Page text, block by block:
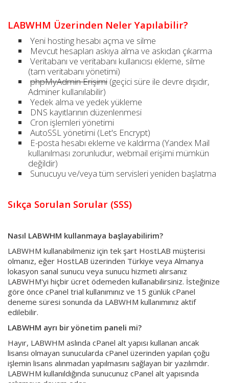
LABWHM Üzerinden Neler Yapılabilir?
Yeni hosting hesabı açma ve silme
Mevcut hesapları askıya alma ve askıdan çıkarma
Veritabanı ve veritabanı kullanıcısı ekleme, silme
(tam veritabanı yönetimi)
phpMyAdmin Erişimi (geçici süre ile devre dışıdır,
Adminer kullanılabilir)
Yedek alma ve yedek yükleme
DNS kayıtlarının düzenlenmesi
Cron işlemleri yönetimi
AutoSSL yönetimi (Let's Encrypt)
E-posta hesabı ekleme ve kaldırma (Yandex Mail
kullanılması zorunludur, webmail erişimi mümkün
değildir)
Sunucuyu ve/veya tüm servisleri yeniden başlatma
Sıkça Sorulan Sorular (SSS)
Nasıl LABWHM kullanmaya başlayabilirim?
LABWHM kullanabilmeniz için tek şart HostLAB müşterisi
olmanız, eğer HostLAB üzerinden Türkiye veya Almanya
lokasyon sanal sunucu veya sunucu hizmeti alırsanız
LABWHM'yi hiçbir ücret ödemeden kullanabilirsiniz. İsteğinize
göre önce cPanel trial kullanımınız ve 15 günlük cPanel
deneme süresi sonunda da LABWHM kullanımınız aktif
edilebilir.
LABWHM ayrı bir yönetim paneli mi?
Hayır, LABWHM aslında cPanel alt yapısı kullanan ancak
lisansı olmayan sunucularda cPanel üzerinden yapılan çoğu
işlemin lisans alınmadan yapılmasını sağlayan bir yazılımdır.
LABWHM kullanıldığında sunucunuz cPanel alt yapısında